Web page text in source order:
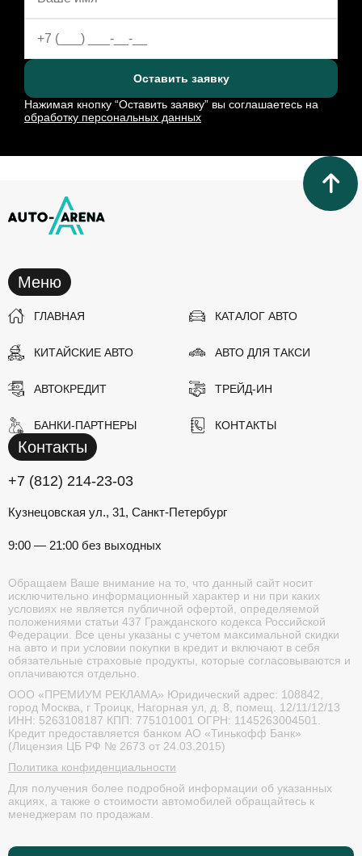
Оставить заявку
Нажимая кнопку “Оставить заявку” вы соглашаетесь на
обработку персональных данных
Меню
ГЛАВНАЯ КАТАЛОГ АВТО
КИТАЙСКИЕ АВТО АВТО ДЛЯ ТАКСИ
АВТОКРЕДИТ ТРЕЙД-ИН
БАНКИ-ПАРТНЕРЫ КОНТАКТЫ
Контакты
+7 (812) 214-23-03
Кузнецовская ул., 31, Санкт-Петербург
9:00 — 21:00 без выходных
Обращаем Ваше внимание на то, что данный сайт носит
исключительно информационный характер и ни при каких
условиях не является публичной офертой, определяемой
положениями статьи 437 Гражданского кодекса Российской
Федерации. Все цены указаны с учетом максимальной скидки
на авто и при условии покупки в кредит и включают в себя
обязательные страховые продукты, которые согласовываются и
оплачиваются отдельно.
ООО «ПРЕМИУМ РЕКЛАМА» Юридический адрес: 108842,
город Москва, г Троицк, Нагорная ул, д. 8, помещ. 12/11/12/13
ИНН: 5263108187 КПП: 775101001 ОГРН: 1145263004501.
Кредит предоставляется банком АО «Тинькофф Банк»
(Лицензия ЦБ РФ № 2673 от 24.03.2015)
Политика конфиденциальности
Для получения более подробной информации об указанных
акциях, а также о стоимости автомобилей обращайтесь к
менеджерам по продажам.